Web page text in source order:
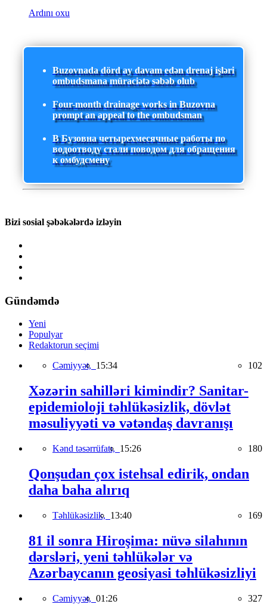
Ardını oxu
Buzovnada dörd ay davam edən drenaj işləri
ombudsmana müraciətə səbəb olub
Four-month drainage works in Buzovna
prompt an appeal to the ombudsman
В Бузовна четырехмесячные работы по
водоотводу стали поводом для обращения
к омбудсмену
Bizi sosial şəbəkələrdə izləyin
Gündəmdə
Yeni
Populyar
Redaktorun seçimi
Cəmiyyət, 15:34 102
Xəzərin sahilləri kimindir? Sanitar-
epidemioloji təhlükəsizlik, dövlət
məsuliyyəti və vətəndaş davranışı
Kənd təsərrüfatı, 15:26 180
Qonşudan çox istehsal edirik, ondan
daha baha alırıq
Təhlükəsizlik, 13:40 169
81 il sonra Hiroşima: nüvə silahının
dərsləri, yeni təhlükələr və
Azərbaycanın geosiyasi təhlükəsizliyi
Cəmiyyət, 01:26 327